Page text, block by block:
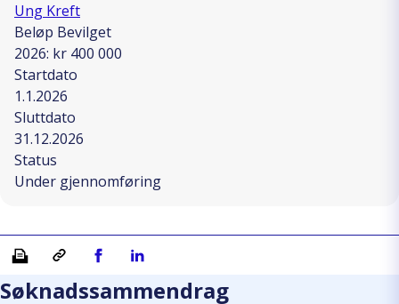
Ung Kreft
Beløp Bevilget
2026: kr 400 000
Startdato
1.1.2026
Sluttdato
31.12.2026
Status
Under gjennomføring
Skriv ut Kopiera länkDel på Facebook
Del på Linkedin
Søknadssammendrag